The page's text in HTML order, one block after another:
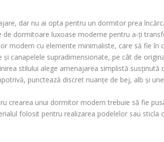
dar nu ai opta pentru un dormitor prea
dormitoare luxoase moderne pentru a-ți
modern cu elemente minimaliste, care să fie în
canapelele supradimensionate, pe cât de
stilului alege amenajarea simplistă susținută
punctează discret nuanțe de bej, alb și
crearea unui dormitor modern trebuie să fie
folosit pentru realizarea podelelor sau sticla